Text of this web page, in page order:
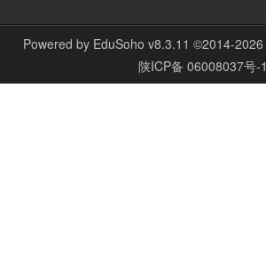
Powered by EduSoho v8.3.11 ©2014-2026
陕ICP备 06008037号-1